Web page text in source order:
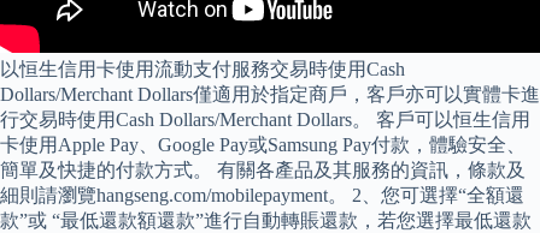
以恒生信用卡使用流動支付服務交易時使用Cash
Dollars/Merchant Dollars僅適用於指定商戶，客戶亦可以實體卡進
行交易時使用Cash Dollars/Merchant Dollars。 客戶可以恒生信用
卡使用Apple Pay、Google Pay或Samsung Pay付款，體驗安全、
簡單及快捷的付款方式。 有關各產品及其服務的資訊，條款及
細則請瀏覽hangseng.com/mobilepayment。 2、您可選擇“全額還
款”或 “最低還款額還款”進行自動轉賬還款，若您選擇最低還款